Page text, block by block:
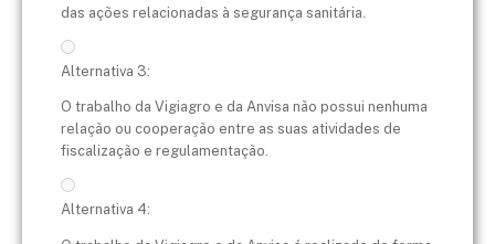
das ações relacionadas à segurança sanitária.
Alternativa 3:
O trabalho da Vigiagro e da Anvisa não possui nenhuma
relação ou cooperação entre as suas atividades de
fiscalização e regulamentação.
Alternativa 4: